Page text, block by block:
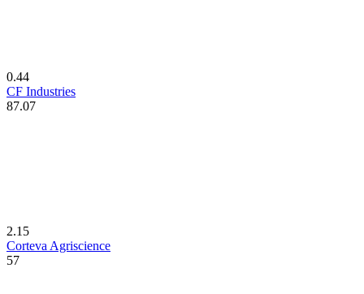
0.44
CF Industries
87.07
2.15
Corteva Agriscience
57